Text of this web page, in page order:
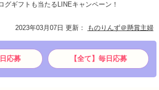
グギフトも当たるLINEキャンペーン！
2023年03月07日 更新 ： ものりんず＠懸賞主婦
応募 【全て】毎日応募